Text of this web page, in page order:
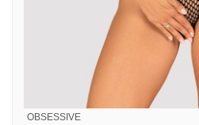
OBSESSIVE